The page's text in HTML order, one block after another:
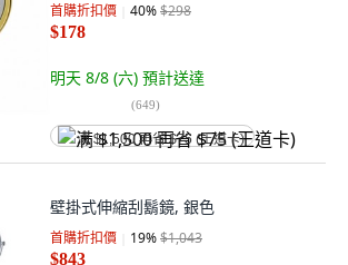
首購折扣價 40%$298
$178
明天 8/8 (六) 預計送達
(649)
满 $1,500 再省 $75 (王道卡)
壁掛式伸縮刮鬍鏡, 銀色
首購折扣價 19%$1,043
$843